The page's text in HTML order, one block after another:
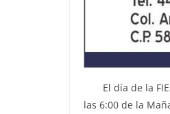
El día de la
las 6:00 de la